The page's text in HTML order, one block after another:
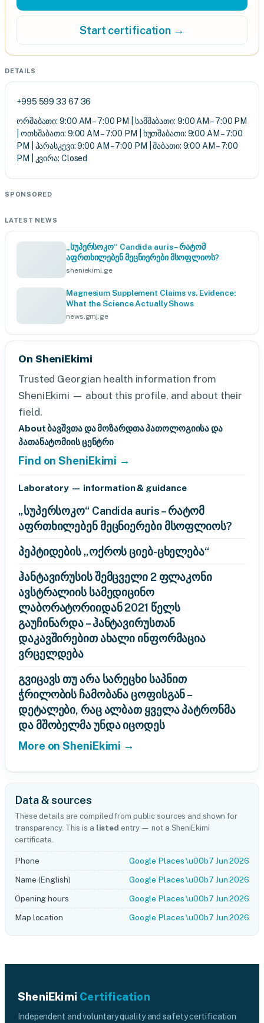
Start certification →
DETAILS
+995 599 33 67 36
ორშაბათი: 9:00 AM – 7:00 PM | სამშაბათი: 9:00 AM – 7:00 PM
| ოთხშაბათი: 9:00 AM – 7:00 PM | ხუთშაბათი: 9:00 AM – 7:00
PM | პარასკევი: 9:00 AM – 7:00 PM | შაბათი: 9:00 AM – 7:00
PM | კვირა: Closed
SPONSORED
LATEST NEWS
„სუპერსოკო“ Candida auris – რატომ
აფრთხილებენ მეცნიერები მსოფლიოს?
sheniekimi.ge
Magnesium Supplement Claims vs. Evidence:
What the Science Actually Shows
news.gmj.ge
On SheniEkimi
Trusted Georgian health information from
SheniEkimi — about this profile, and about their
field.
About ბავშვთა და მოზარდთა პათოლოგიისა და
პათანატომიის ცენტრი
Find on SheniEkimi →
Laboratory — information & guidance
„სუპერსოკო“ Candida auris – რატომ
აფრთხილებენ მეცნიერები მსოფლიოს?
პეპტიდების „ოქროს ციებ-ცხელება“
ჰანტავირუსის შემცველი 2 ფლაკონი
ავსტრალიის სამედიცინო
ლაბორატორიიდან 2021 წელს
გაუჩინარდა – ჰანტავირუსთან
დაკავშირებით ახალი ინფორმაცია
ვრცელდება
გვიცავს თუ არა სარეცხი საპნით
ჭრილობის ჩამობანა ცოფისგან –
დეტალები, რაც ალბათ ყველა პატრონმა
და მშობელმა უნდა იცოდეს
More on SheniEkimi →
Data & sources
These details are compiled from public sources and shown for
transparency. This is a listed entry — not a SheniEkimi
certificate.
Phone
Google Places \u00b7 Jun 2026
Name (English)
Google Places \u00b7 Jun 2026
Opening hours
Google Places \u00b7 Jun 2026
Map location
Google Places \u00b7 Jun 2026
SheniEkimi Certification
Independent and voluntary quality and safety certification